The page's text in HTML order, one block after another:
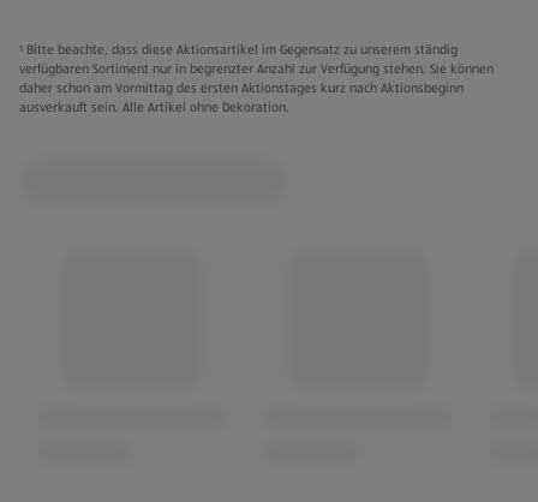
Ausziehbare Ablage
¹ Bitte beachte, dass diese Aktionsartikel im Gegensatz zu unserem ständig
verfügbaren Sortiment nur in begrenzter Anzahl zur Verfügung stehen. Sie können
daher schon am Vormittag des ersten Aktionstages kurz nach Aktionsbeginn
ausverkauft sein. Alle Artikel ohne Dekoration.